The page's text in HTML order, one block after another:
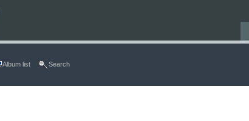
Album list Search